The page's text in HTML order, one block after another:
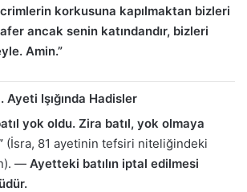
korkusuna kapılmaktan bizleri
ancak senin katındandır, bizleri
Amin.”
Ayeti Işığında Hadisler
yok oldu. Zira batıl, yok olmaya
(İsra, 81 ayetinin tefsiri niteliğindeki
— Ayetteki batılın iptal edilmesi